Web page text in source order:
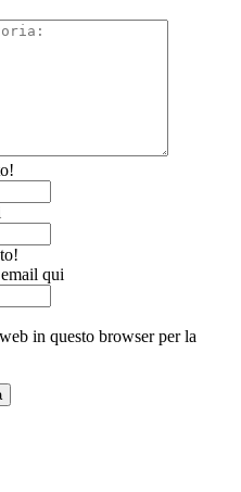
qui
in questo browser per la